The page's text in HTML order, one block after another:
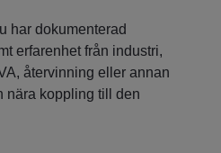
har dokumenterad
erfarenhet från industri,
återvinning eller annan
nära koppling till den